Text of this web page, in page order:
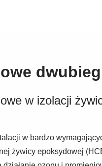
w izolacji
w bardzo
żywicy epoksydowej